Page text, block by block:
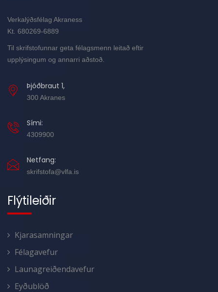
Verkalýðsfélag Akraness
Kt. 680269-6889
Til skrifstofunnar geta félagsmenn leitað eftir
upplýsingum og annarri aðstoð.
Þjóðbraut 1,
300 Akranes
Sími:
4309900
Netfang:
skrifstofa@vlfa.is
Flýtileiðir
Kjarasamningar
Félagavefur
Launagreiðendavefur
Eyðublöð